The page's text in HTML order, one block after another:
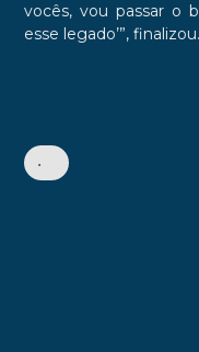
vocês, vou passar o
esse legado’”, finalizou.
•